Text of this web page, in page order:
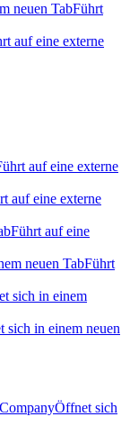
neuen TabFührt
auf eine externe
auf eine externe
auf eine externe
Führt auf eine
neuen TabFührt
sich in einem
sich in einem neuen
Öffnet sich